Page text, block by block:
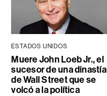
ESTADOS UNIDOS
Muere John Loeb Jr., el
sucesor de una dinastía
de Wall Street que se
volcó a la política